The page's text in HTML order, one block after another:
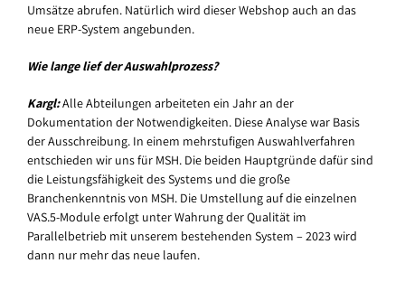
Umsätze abrufen. Natürlich wird dieser Webshop auch an das
neue ERP-System angebunden.
Wie lange lief der Auswahlprozess?
Kargl:Alle Abteilungen arbeiteten ein Jahr an der
Dokumentation der Notwendigkeiten. Diese Analyse war Basis
der Ausschreibung. In einem mehrstufigen Auswahlverfahren
entschieden wir uns für MSH. Die beiden Hauptgründe dafür sind
die Leistungsfähigkeit des Systems und die große
Branchenkenntnis von MSH. Die Umstellung auf die einzelnen
VAS.5-Module erfolgt unter Wahrung der Qualität im
Parallelbetrieb mit unserem bestehenden System – 2023 wird
dann nur mehr das neue laufen.